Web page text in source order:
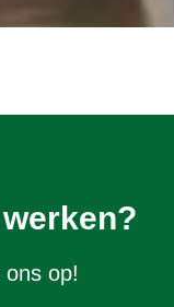
op!